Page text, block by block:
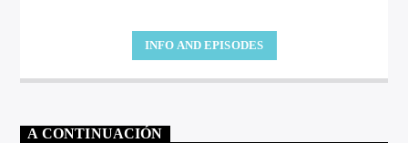
INFO AND EPISODES
A CONTINUACIÓN